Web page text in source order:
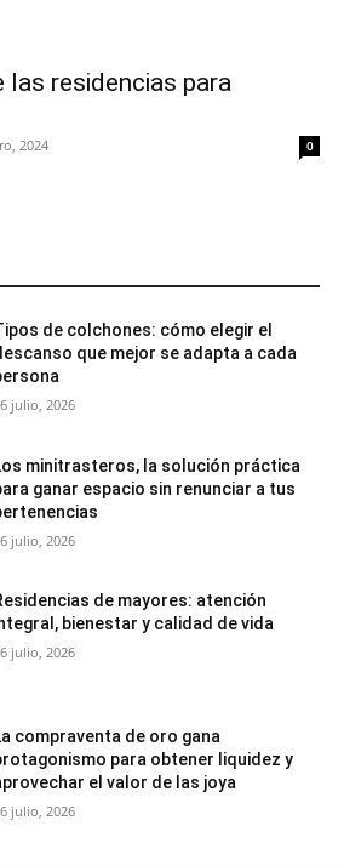
las residencias para
2024 0
de colchones: cómo elegir el
que mejor se adapta a cada
julio, 2026
minitrasteros, la solución práctica
ganar espacio sin renunciar a tus
julio, 2026
de mayores: atención
bienestar y calidad de vida
julio, 2026
compraventa de oro gana
para obtener liquidez y
el valor de las joya
julio, 2026